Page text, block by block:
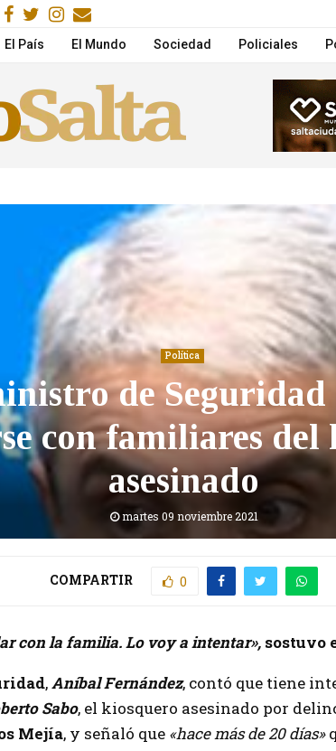
Una joven fue acusada de asesinar a puñaladas a su novio
Facebook
Gorjeo
Instagram
Email
El País El Mundo Sociedad Policiales
Política
de Seguridad
con familiares del
asesinado
martes 09 noviembre 2021
COMPARTIR 0
con la familia. Lo voy a intentar», sostuvo
,Aníbal Fernández, contó que tiene
Sabo, el kiosquero asesinado por
Mejía, y señaló que «hace más de 20 días»